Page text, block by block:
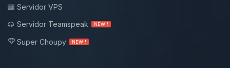
Servidor VPS
Servidor Teamspeak
NEW !
Super Choupy NEW !